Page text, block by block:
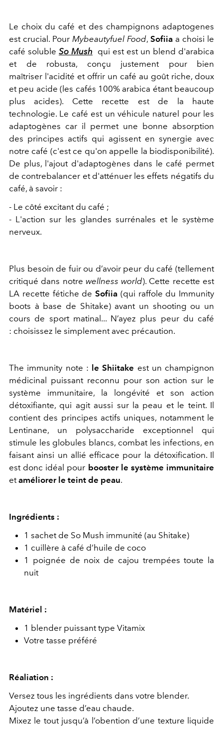
Le choix du café et des champignons adaptogenes
est crucial. Pour Mybeautyfuel Food, Sofiia a choisi le
café soluble So Mush qui est est un blend d'arabica
et de robusta, conçu justement pour bien
maîtriser l'acidité et offrir un café au goût riche, doux
et peu acide (les cafés 100% arabica étant beaucoup
plus acides). Cette recette est de la haute
technologie. Le café est un véhicule naturel pour les
adaptogènes car il permet une bonne absorption
des principes actifs qui agissent en synergie avec
notre café (c'est ce qu'on appelle la biodisponibilité).
De plus, l'ajout d'adaptogènes dans le café permet
de contrebalancer et d'atténuer les effets négatifs du
café, à savoir :
- Le côté excitant du café ;
- L'action sur les glandes surrénales et le système
nerveux.
Plus besoin de fuir ou d’avoir peur du café (tellement
critiqué dans notre wellness world). Cette recette est
LA recette fétiche de Sofiia (qui raffole du Immunity
boots à base de Shitake) avant un shooting ou un
cours de sport matinal... N’ayez plus peur du café
: choisissez le simplement avec précaution.
The immunity note : le Shiitake est un champignon
médicinal puissant reconnu pour son action sur le
système immunitaire, la longévité et son action
détoxifiante, qui agit aussi sur la peau et le teint. Il
contient des principes actifs uniques, notamment le
Lentinane, un polysaccharide exceptionnel qui
stimule les globules blancs, combat les infections, en
faisant ainsi un allié efficace pour la détoxification. Il
est donc idéal pour booster le système immunitaire
etaméliorer le teint de peau.
Ingrédients :
1 sachet de So Mush immunité (au Shitake)
1 cuillère à café d’huile de coco
1 poignée de noix de cajou trempées toute la
nuit
Matériel :
1 blender puissant type Vitamix
Votre tasse préféré
Réaliation :
Versez tous les ingrédients dans votre blender.
Ajoutez une tasse d’eau chaude.
Mixez le tout jusqu’à l’obention d’une texture liquide